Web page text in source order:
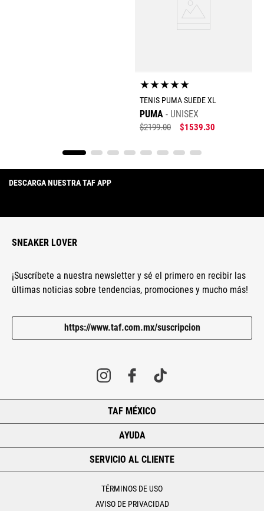
★★★★★
TENIS PUMA SUEDE XL
PUMA UNISEX
$2199.00 $1539.30
DESCARGA NUESTRA TAF APP
SNEAKER LOVER
¡Suscríbete a nuestra newsletter y sé el primero en recibir las
últimas noticias sobre tendencias, promociones y mucho más!
https://www.taf.com.mx/suscripcion
TAF MÉXICO
AYUDA
SERVICIO AL CLIENTE
TÉRMINOS DE USO
AVISO DE PRIVACIDAD